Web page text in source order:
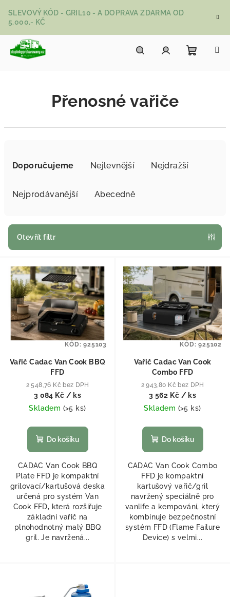
SLEVOVÝ KÓD - GRIL10 - A DOPRAVA ZDARMA OD
5.000,- KČ
Přenosné vařiče
Doporučujeme Nejlevnější Nejdražší
Nejprodávanější Abecedně
Otevřít filtr
Výpis produktů
Vařič Cadac Van Cook BBQ
FFD
2 548,76 Kč bez DPH
3 084 Kč / ks
Skladem (>5 ks)
Do košíku
CADAC Van Cook BBQ
Plate FFD je kompaktní
grilovací/kartušová deska
určená pro systém Van
Cook FFD, která rozšiřuje
základní vařič na
plnohodnotný malý BBQ
gril. Je navržená...
KÓD:925103
Vařič Cadac Van Cook
Combo FFD
2 943,80 Kč bez DPH
3 562 Kč / ks
Skladem (>5 ks)
Do košíku
CADAC Van Cook Combo
FFD je kompaktní
kartušový vařič/gril
navržený speciálně pro
vanlife a kempování, který
kombinuje bezpečnostní
systém FFD (Flame Failure
Device) s velmi...
KÓD:925102